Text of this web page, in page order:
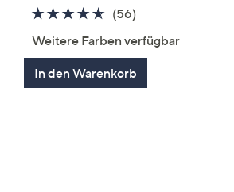
4.6
5
(56)56
Weitere Farben verfügbar
In den Warenkorb